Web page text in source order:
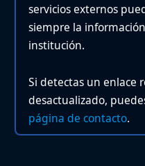
servicios externos
siempre la
institución.
Si detectas un enlace
desactualizado,
página de contacto.